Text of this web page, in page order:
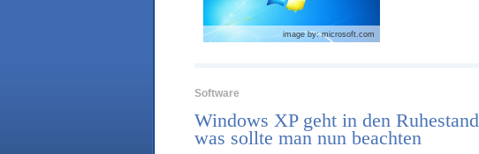
image by: microsoft.com
Software
Windows XP geht in den Ruhestand
was sollte man nun beachten